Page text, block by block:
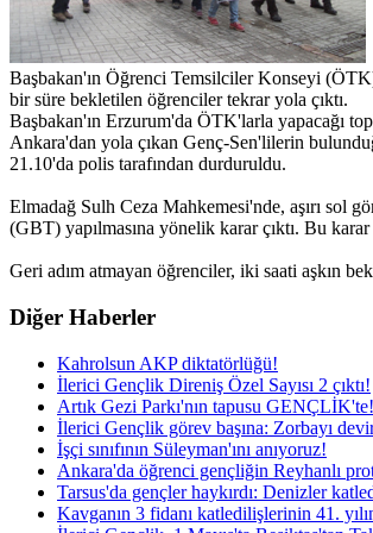
Başbakan'ın Öğrenci Temsilciler Konseyi
bir süre bekletilen öğrenciler tekrar yola çıktı.
Başbakan'ın Erzurum'da ÖTK'larla yapacağı
Ankara'dan yola çıkan Genç-Sen'lilerin
21.10'da polis tarafından durduruldu.
Elmadağ Sulh Ceza Mahkemesi'nde, aşırı sol
(GBT) yapılmasına yönelik karar çıktı. Bu
Geri adım atmayan öğrenciler, iki saati aşkın
Diğer Haberler
Kahrolsun AKP diktatörlüğü!
İlerici Gençlik Direniş Özel Sayısı 2 çıktı!
Artık Gezi Parkı'nın tapusu GENÇLİK'te!
İlerici Gençlik görev başına: Zorbayı
İşçi sınıfının Süleyman'ını anıyoruz!
Ankara'da öğrenci gençliğin Reyhanlı
Tarsus'da gençler haykırdı: Denizler
Kavganın 3 fidanı katledilişlerinin 41.